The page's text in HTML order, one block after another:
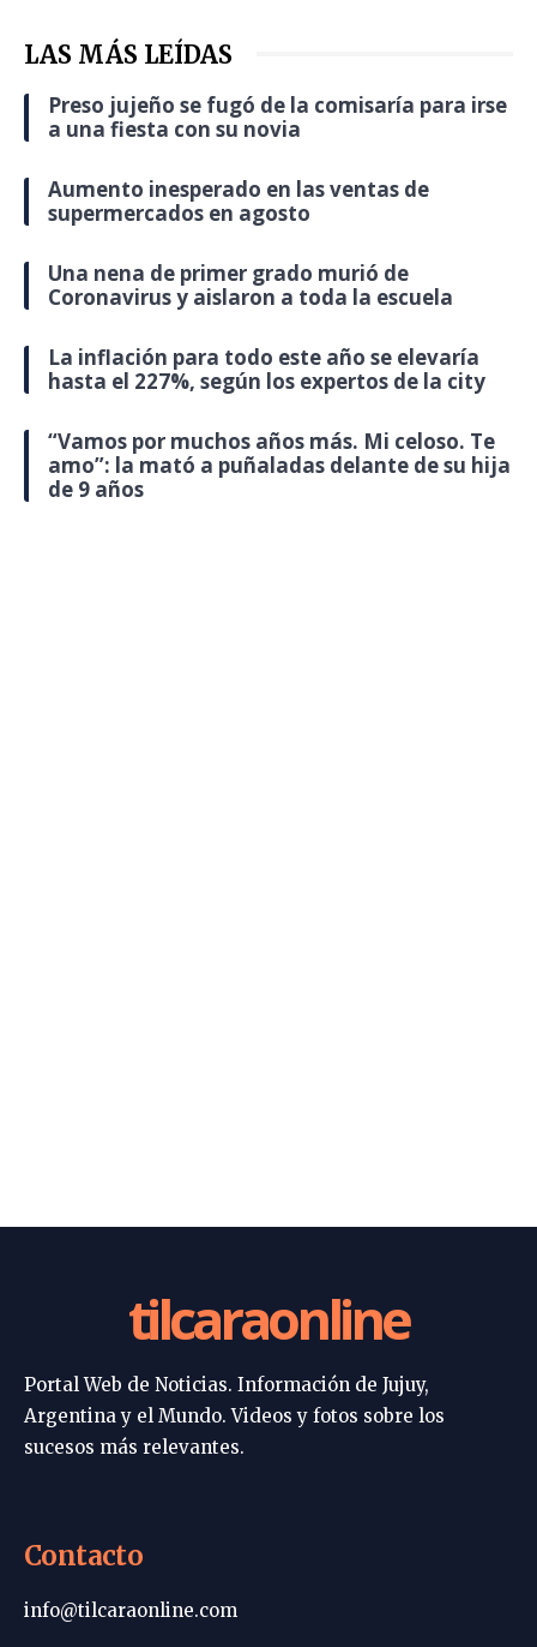
LAS MÁS LEÍDAS
Preso jujeño se fugó de la comisaría para irse
a una fiesta con su novia
Aumento inesperado en las ventas de
supermercados en agosto
Una nena de primer grado murió de
Coronavirus y aislaron a toda la escuela
La inflación para todo este año se elevaría
hasta el 227%, según los expertos de la city
“Vamos por muchos años más. Mi celoso. Te
amo”: la mató a puñaladas delante de su hija
de 9 años
tilcaraonline
Portal Web de Noticias. Información de Jujuy,
Argentina y el Mundo. Videos y fotos sobre los
sucesos más relevantes.
Contacto
info@tilcaraonline.com